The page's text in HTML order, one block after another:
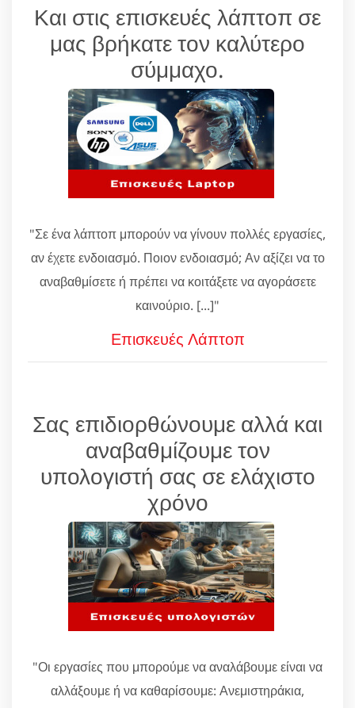
Και στις επισκευές λάπτοπ σε
μας βρήκατε τον καλύτερο
σύμμαχο.
"Σε ένα λάπτοπ μπορούν να γίνουν πολλές εργασίες,
αν έχετε ενδοιασμό. Ποιον ενδοιασμό; Αν αξίζει να το
αναβαθμίσετε ή πρέπει να κοιτάξετε να αγοράσετε
καινούριο. [...]"
Επισκευές Λάπτοπ
Σας επιδιορθώνουμε αλλά και
αναβαθμίζουμε τον
υπολογιστή σας σε ελάχιστο
χρόνο
"Οι εργασίες που μπορούμε να αναλάβουμε είναι να
αλλάξουμε ή να καθαρίσουμε: Ανεμιστηράκια,